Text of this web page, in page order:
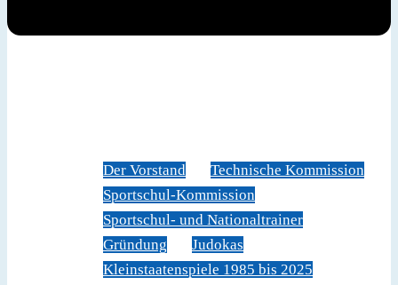
Der Vorstand
Technische Kommission
Sportschul-Kommission
Sportschul- und Nationaltrainer
Gründung
Judokas
Kleinstaatenspiele 1985 bis 2025